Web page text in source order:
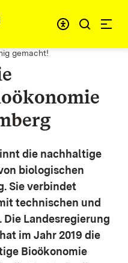
gemacht!
die nachhaltige
biologischen
Sie verbindet
technischen und
Die Landesregierung
im Jahr 2019 die
Bioökonomie